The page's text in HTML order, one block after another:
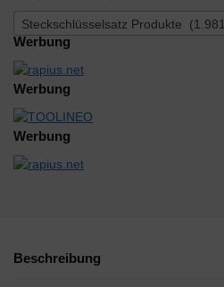
Steckschlüsselsatz Produkte
Werbung
Werbung
Werbung
Beschreibung